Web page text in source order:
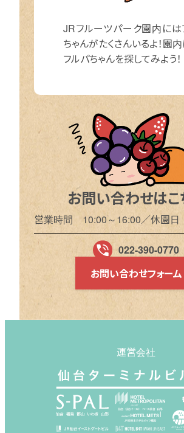
JRフルーツパーク園内には
ちゃんがたくさんいるよ！園
フルパちゃんを探してみよう！
お問い合わせはこ
営業時間 10:00～16:00／休園
022-390-0770
お問い合わせフォーム
運営会社